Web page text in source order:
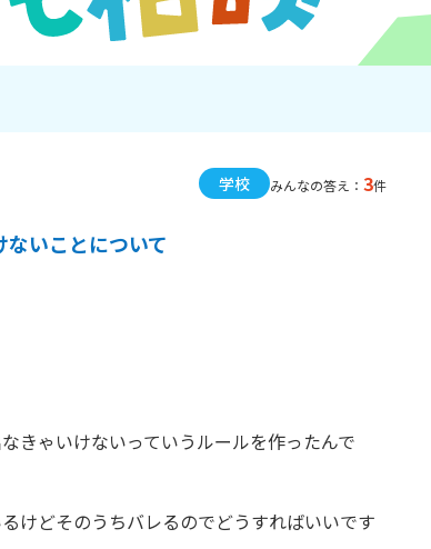
学校 みんなの答え： 3件
いことについて
きゃいけないっていうルールを作ったんで
けどそのうちバレるのでどうすればいいです